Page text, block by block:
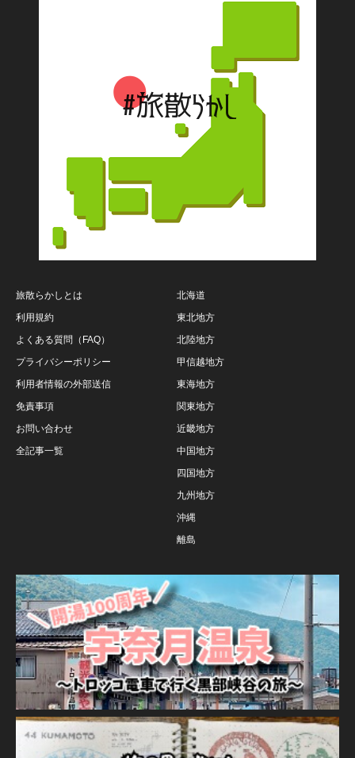
旅散らかしとは
利用規約
よくある質問（FAQ）
プライバシーポリシー
利用者情報の外部送信
免責事項
お問い合わせ
全記事一覧
北海道
東北地方
北陸地方
甲信越地方
東海地方
関東地方
近畿地方
中国地方
四国地方
九州地方
沖縄
離島